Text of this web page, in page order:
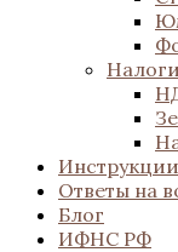
Налоги
Ответы на
Блог
ИФНС РФ